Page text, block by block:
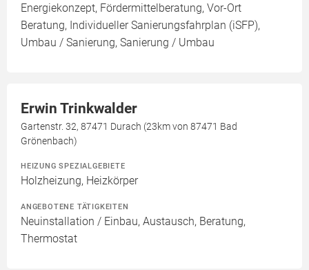
Energiekonzept, Fördermittelberatung, Vor-Ort
Beratung, Individueller Sanierungsfahrplan (iSFP),
Umbau / Sanierung, Sanierung / Umbau
Erwin Trinkwalder
Gartenstr. 32, 87471 Durach (23km von 87471 Bad
Grönenbach)
HEIZUNG SPEZIALGEBIETE
Holzheizung, Heizkörper
ANGEBOTENE TÄTIGKEITEN
Neuinstallation / Einbau, Austausch, Beratung,
Thermostat